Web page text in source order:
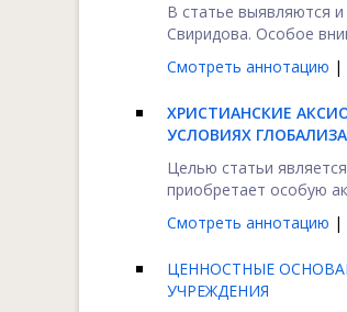
В статье выявляются
Свиридова. Особое
Смотреть аннотацию |
ХРИСТИАНСКИЕ
УСЛОВИЯХ
Целью статьи
приобретает особую
Смотреть аннотацию |
ЦЕННОСТНЫЕ
УЧРЕЖДЕНИЯ